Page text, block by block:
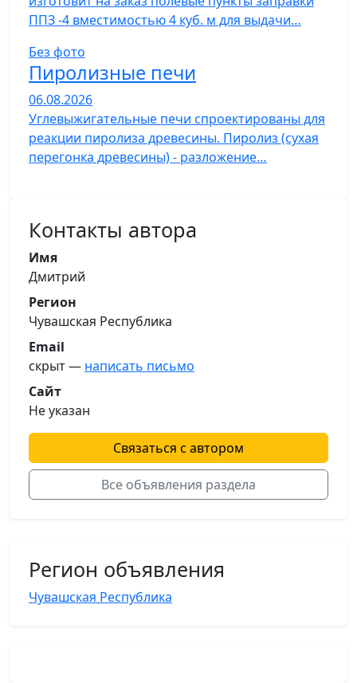
ППЗ -4 вместимостью 4 куб. м для выдачи…
Без фото
Пиролизные печи
06.08.2026
Углевыжигательные печи спроектированы для
реакции пиролиза древесины. Пиролиз (сухая
перегонка древесины) - разложение…
Контакты автора
Имя
Дмитрий
Регион
Чувашская Республика
Email
скрыт — написать письмо
Сайт
Не указан
Связаться с автором
Все объявления раздела
Регион объявления
Чувашская Республика